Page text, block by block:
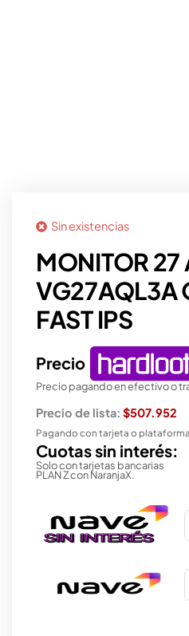
Sin existencias
MONITOR 27
VG27AQL3A
FAST IPS
Precio
Precio pagando en efectivo o
Precio de lista: $507.952
Pagando con tarjeta o
Cuotas sin interés:
Solo con tarjetas bancarias
PLAN Z con NaranjaX.